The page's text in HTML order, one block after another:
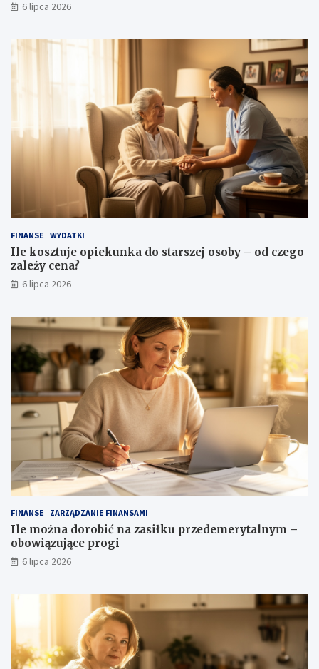
6 lipca 2026
FINANSE WYDATKI
Ile kosztuje opiekunka do starszej osoby – od czego
zależy cena?
6 lipca 2026
FINANSE ZARZĄDZANIE FINANSAMI
Ile można dorobić na zasiłku przedemerytalnym –
obowiązujące progi
6 lipca 2026